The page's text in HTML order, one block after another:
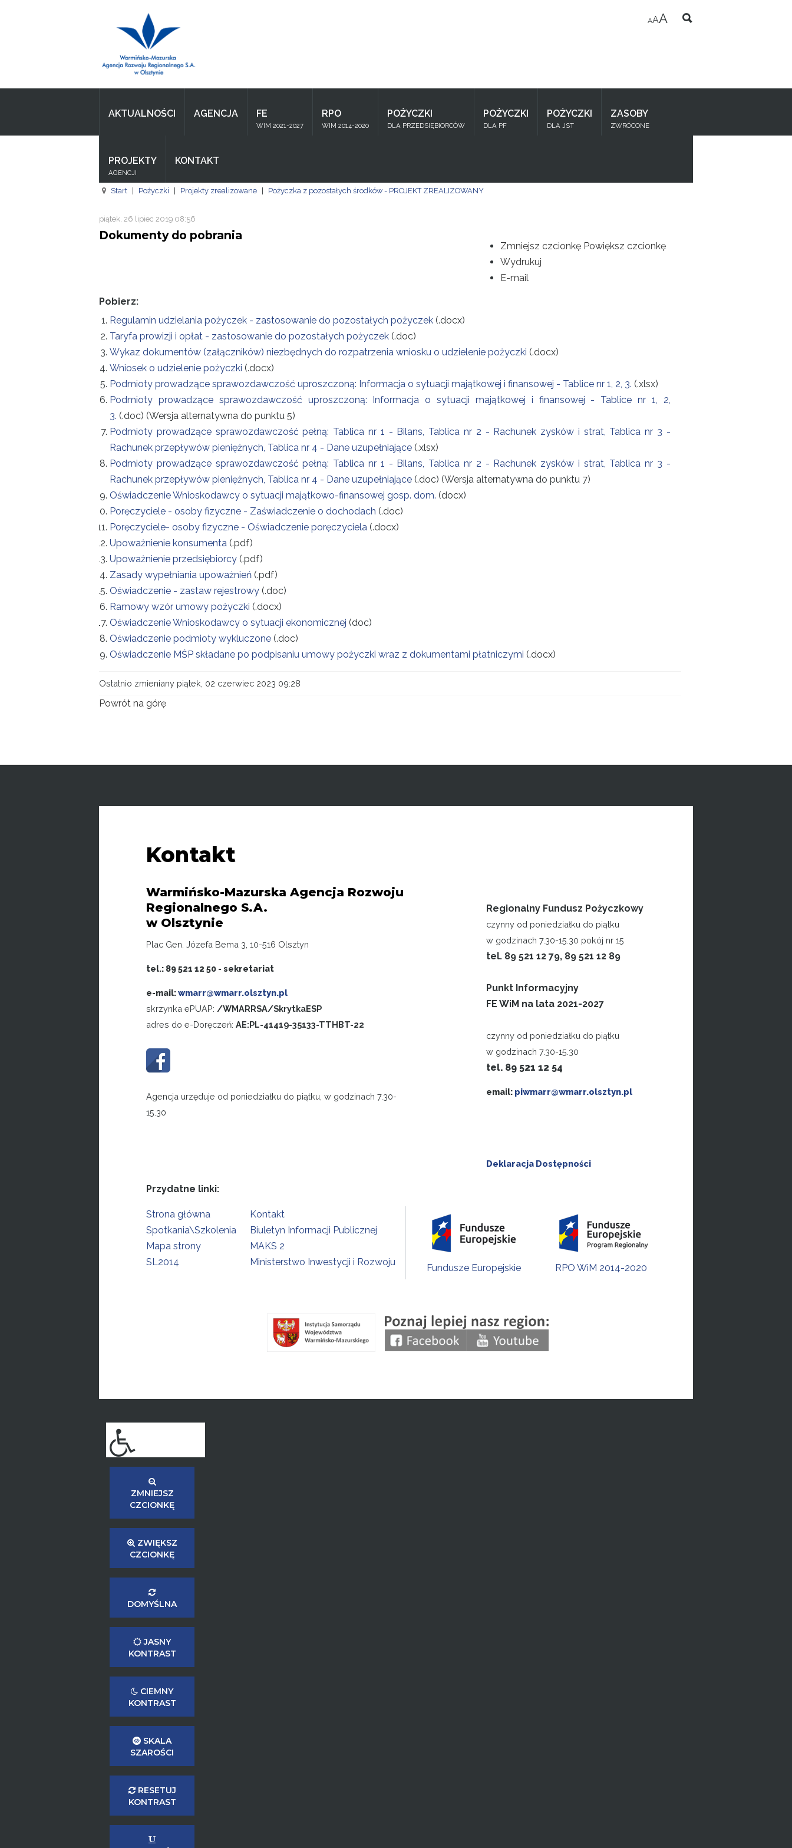
Aktualności
FE
Znajdźna stronie
Wpisz czego szukasz
AAA
AKTUALNOŚCI AGENCJA FE
WIM 2021-2027
RPO
WIM 2014-2020
POŻYCZKI
DLA PRZEDSIĘBIORCÓW
POŻYCZKI
DLA PF
POŻYCZKI
DLA JST
ZASOBY
ZWRÓCONE
PROJEKTY
AGENCJI
KONTAKT
Start Pożyczki Projekty zrealizowane Pożyczka z pozostałych środków - PROJEKT ZREALIZOWANY
piątek, 26 lipiec 2019 08:56
Dokumenty do pobrania
Zmniejsz czcionkę Powiększ czcionkę
Wydrukuj
E-mail
Pobierz:
Regulamin udzielania pożyczek - zastosowanie do pozostałych pożyczek (.docx)
Taryfa prowizji i opłat - zastosowanie do pozostałych pożyczek (.doc)
Wykaz dokumentów (załączników) niezbędnych do rozpatrzenia wniosku o udzielenie pożyczki (.docx)
Wniosek o udzielenie pożyczki (.docx)
Podmioty prowadzące sprawozdawczość uproszczoną: Informacja o sytuacji majątkowej i finansowej - Tablice nr 1, 2, 3. (.xlsx)
Podmioty prowadzące sprawozdawczość uproszczoną: Informacja o sytuacji majątkowej i finansowej - Tablice nr 1, 2,
3. (.doc) (Wersja alternatywna do punktu 5)
Podmioty prowadzące sprawozdawczość pełną: Tablica nr 1 - Bilans, Tablica nr 2 - Rachunek zysków i strat, Tablica nr 3 -
Rachunek przepływów pieniężnych, Tablica nr 4 - Dane uzupełniające (.xlsx)
Podmioty prowadzące sprawozdawczość pełną: Tablica nr 1 - Bilans, Tablica nr 2 - Rachunek zysków i strat, Tablica nr 3 -
Rachunek przepływów pieniężnych, Tablica nr 4 - Dane uzupełniające (.doc) (Wersja alternatywna do punktu 7)
Oświadczenie Wnioskodawcy o sytuacji majątkowo-finansowej gosp. dom. (docx)
Poręczyciele - osoby fizyczne - Zaświadczenie o dochodach (.doc)
Poręczyciele- osoby fizyczne - Oświadczenie poręczyciela (.docx)
Upoważnienie konsumenta (.pdf)
Upoważnienie przedsiębiorcy (.pdf)
Zasady wypełniania upoważnień (.pdf)
Oświadczenie - zastaw rejestrowy (.doc)
Ramowy wzór umowy pożyczki (.docx)
Oświadczenie Wnioskodawcy o sytuacji ekonomicznej (doc)
Oświadczenie podmioty wykluczone (.doc)
Oświadczenie MŚP składane po podpisaniu umowy pożyczki wraz z dokumentami płatniczymi (.docx)
Ostatnio zmieniany piątek, 02 czerwiec 2023 09:28
Powrót na górę
Kontakt
Warmińsko-Mazurska Agencja Rozwoju
Regionalnego S.A.
w Olsztynie
Plac Gen. Józefa Bema 3, 10-516 Olsztyn
tel.: 89 521 12 50 - sekretariat
e-mail:wmarr@wmarr.olsztyn.pl
skrzynka ePUAP: /WMARRSA/SkrytkaESP
adres do e-Doręczeń: AE:PL-41419-35133-TTHBT-22
Agencja urzęduje od poniedziałku do piątku, w godzinach 7.30-
15.30
Regionalny Fundusz Pożyczkowy
czynny od poniedziałku do piątku
w godzinach 7.30-15.30 pokój nr 15
tel. 89 521 12 79, 89 521 12 89
Punkt Informacyjny
FE WiM na lata 2021-2027
czynny od poniedziałku do piątku
w godzinach 7.30-15.30
tel. 89 521 12 54
email: piwmarr@wmarr.olsztyn.pl
Deklaracja Dostępności
Przydatne linki:
Strona główna
Spotkania\Szkolenia
Mapa strony
SL2014
Kontakt
Biuletyn Informacji Publicznej
MAKS 2
Ministerstwo Inwestycji i Rozwoju
Fundusze Europejskie RPO WiM 2014-2020
ZMNIEJSZ
CZCIONKĘ
ZWIĘKSZ
CZCIONKĘ
DOMYŚLNA
JASNY
KONTRAST
CIEMNY
KONTRAST
SKALA
SZAROŚCI
RESETUJ
KONTRAST